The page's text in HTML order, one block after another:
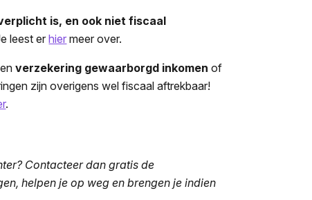
is, en ook niet fiscaal
leest erhier meer over.
verzekering gewaarborgd inkomen of
zijn overigens wel fiscaal aftrekbaar!
.
Contacteer dan gratis de
helpen je op weg en brengen je indien